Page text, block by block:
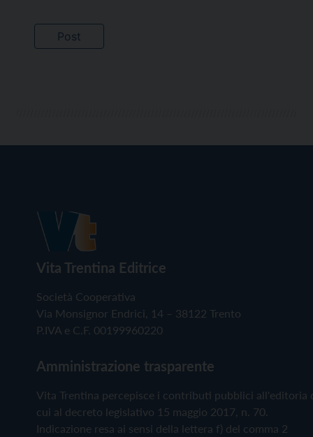
Vita Trentina Editrice
Società Cooperativa
Via Monsignor Endrici, 14 – 38122 Trento
P.IVA e C.F. 00199960220
Amministrazione trasparente
Vita Trentina percepisce i contributi pubblici all'editoria
cui al decreto legislativo 15 maggio 2017, n. 70.
Indicazione resa ai sensi della lettera f) del comma 2